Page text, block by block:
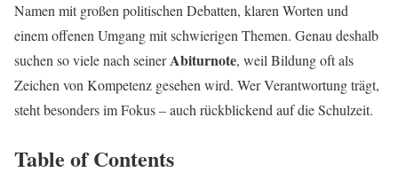
Namen mit großen politischen Debatten, klaren Worten und
einem offenen Umgang mit schwierigen Themen. Genau deshalb
suchen so viele nach seinerAbiturnote, weil Bildung oft als
Zeichen von Kompetenz gesehen wird. Wer Verantwortung trägt,
steht besonders im Fokus – auch rückblickend auf die Schulzeit.
Table of Contents